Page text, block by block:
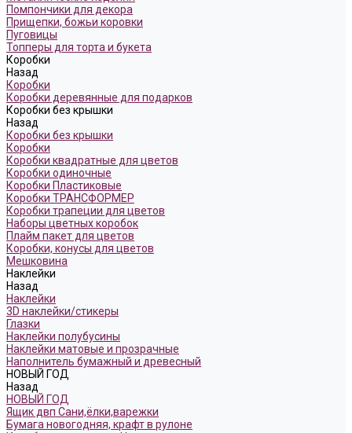
Помпончики для декора
Прищепки, божьи коровки
Пуговицы
Топперы для торта и букета
Коробки
Назад
Коробки
Коробки деревянные для подарков
Коробки без крышки
Назад
Коробки без крышки
Коробки
Коробки квадратные для цветов
Коробки одиночные
Коробки Пластиковые
Коробки ТРАНСФОРМЕР
Коробки трапеции для цветов
Наборы цветных коробок
Плайм пакет для цветов
Коробки, конусы для цветов
Мешковина
Наклейки
Назад
Наклейки
3D наклейки/стикеры
Глазки
Наклейки полубусины
Наклейки матовые и прозрачные
Наполнитель бумажный и древесный
НОВЫЙ ГОД
Назад
НОВЫЙ ГОД
Ящик двп Сани,ёлки,варежки
Бумага новогодняя, крафт в рулоне